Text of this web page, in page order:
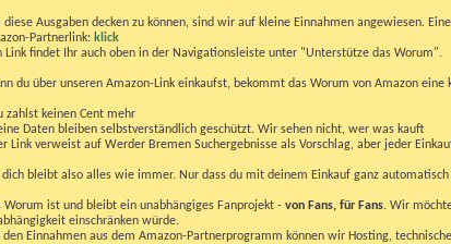
diese Ausgaben decken zu können, sind wir auf kleine Einnahmen angewiesen.
Partnerlink: klick
Link findet Ihr auch oben in der Navigationsleiste unter "Unterstütze das Worum".
du über unseren Amazon-Link einkaufst, bekommt das Worum von Amazon eine
zahlst keinen Cent mehr
Daten bleiben selbstverständlich geschützt. Wir sehen nicht, wer was kauft
Link verweist auf Werder Bremen Suchergebnisse als Vorschlag, aber jeder
dich bleibt also alles wie immer. Nur dass du mit deinem Einkauf ganz
Worum ist und bleibt ein unabhängiges Fanprojekt - von Fans, für Fans. Wir
einschränken würde.
den Einnahmen aus dem Amazon-Partnerprogramm können wir Hosting,